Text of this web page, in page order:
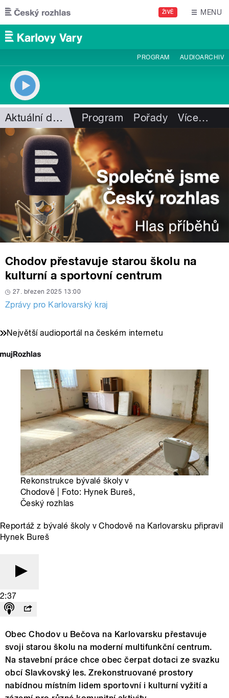
Přejít k hlavnímu obsahu
ŽIVĚ MENU
PROGRAM AUDIOARCHIV
Aktuální dění Program Pořady Více…
Chodov přestavuje starou školu na
kulturní a sportovní centrum
27. březen 2025 13:00
Zprávy pro Karlovarský kraj
Největší audioportál na českém internetu
Rekonstrukce bývalé školy v
Chodově | Foto: Hynek Bureš,
Český rozhlas
Reportáž z bývalé školy v Chodově na Karlovarsku připravil
Hynek Bureš
2:37
Obec Chodov u Bečova na Karlovarsku přestavuje
svoji starou školu na moderní multifunkční centrum.
Na stavební práce chce obec čerpat dotaci ze svazku
obcí Slavkovský les. Zrekonstruované prostory
nabídnou místním lidem sportovní i kulturní vyžití a